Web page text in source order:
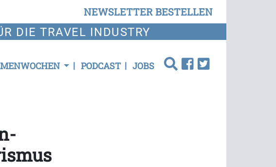
NEWSLETTER BESTELLEN
DIE TRAVEL INDUSTRY
PODCAST JOBS